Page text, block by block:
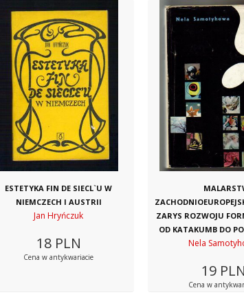
ESTETYKA FIN DE SIECL`U W
NIEMCZECH I AUSTRII
Jan Hryńczuk
18 PLN
Cena w antykwariacie
ZARYS ROZWOJU
OD KATAKUMB DO
Nela
19 PLN
Cena w